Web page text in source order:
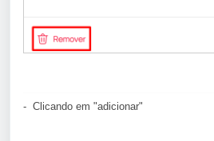
- Clicando em "adicionar"